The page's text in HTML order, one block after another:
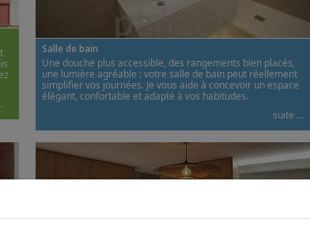
Salle de bain
Une douche plus accessible, des rangements bien placés,
une lumière agréable : votre salle de bain peut réellement
simplifier vos journées. Je vous aide à concevoir un espace
élégant, confortable et adapté à vos habitudes.
suite ...